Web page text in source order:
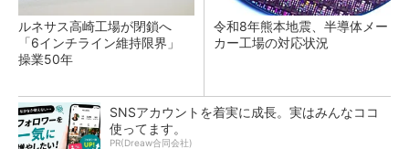
ルネサス高崎工場が閉鎖へ
「6インチライン維持限界」
操業50年
令和8年熊本地震、半導体メー
カー工場の対応状況
SNSアカウントを着実に成長。実はみんなココ
使ってます。
PR(Dreaw合同会社)